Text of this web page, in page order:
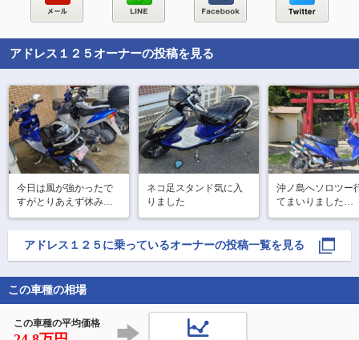
アドレス１２５ オーナーの投稿を見る
今日は風が強かったで
すがとりあえず休みで
天気もよかったのでパ
ーツを取り付けました
まず画像1ですがこれは
クを停めたら私が貰っ
て来た時の状態に近い
ので一緒にパシ
ネコ足スタンド気に入
りました
沖ノ島へソロツー
てまいりました
かの隧道に行って
ました
アドレス１２５ に乗っているオーナーの投稿一覧を見る
この車種の相場
この車種の平均価格